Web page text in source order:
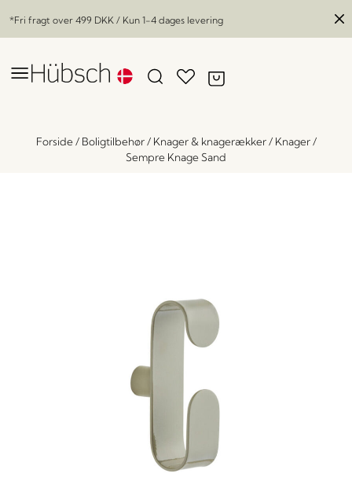
*Fri fragt over 499 DKK / Kun 1-4 dages levering
Forside/ Boligtilbehør/ Knager & knagerækker/ Knager/
Sempre Knage Sand